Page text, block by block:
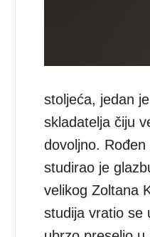
stoljeća, jedan
skladatelja čiju
dovoljno.
studirao je
velikog Zoltana
studija vratio se